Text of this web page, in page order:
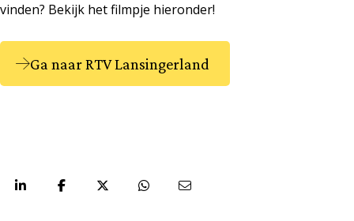
vinden? Bekijk het filmpje hieronder!
Accepteer de cookie toestemming
Ga naar RTV Lansingerland